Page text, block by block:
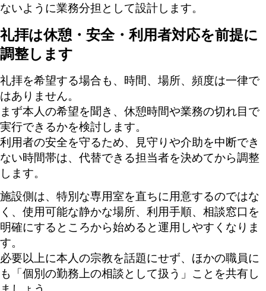
ないように業務分担として設計します。
礼拝は休憩・安全・利用者対応を前提に
調整します
礼拝を希望する場合も、時間、場所、頻度は一律で
はありません。
まず本人の希望を聞き、休憩時間や業務の切れ目で
実行できるかを検討します。
利用者の安全を守るため、見守りや介助を中断でき
ない時間帯は、代替できる担当者を決めてから調整
します。
施設側は、特別な専用室を直ちに用意するのではな
く、使用可能な静かな場所、利用手順、相談窓口を
明確にするところから始めると運用しやすくなりま
す。
必要以上に本人の宗教を話題にせず、ほかの職員に
も「個別の勤務上の相談として扱う」ことを共有し